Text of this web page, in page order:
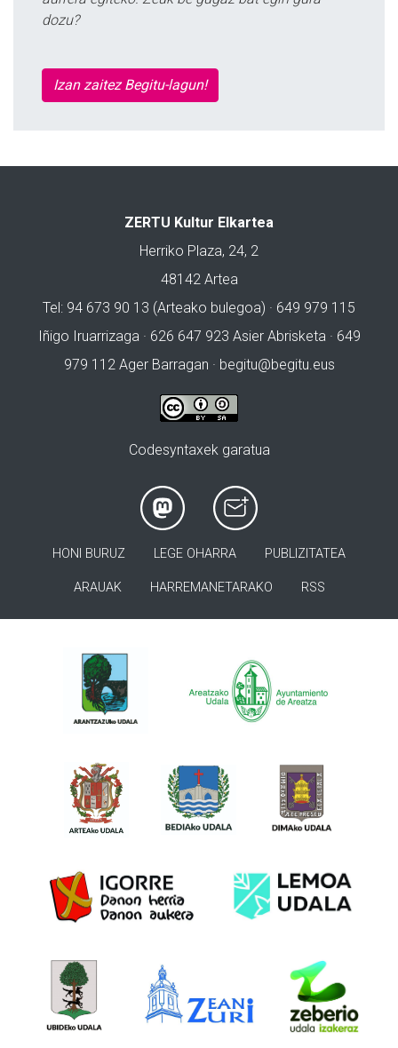
dozu?
Izan zaitez Begitu-lagun!
ZERTU Kultur Elkartea
Herriko Plaza, 24, 2
48142 Artea
Tel: 94 673 90 13 (Arteako bulegoa) · 649 979 115
Iñigo Iruarrizaga · 626 647 923 Asier Abrisketa · 649
979 112 Ager Barragan · begitu@begitu.eus
Codesyntaxek garatua
HONI BURUZ LEGE OHARRA PUBLIZITATEA
ARAUAK HARREMANETARAKO RSS